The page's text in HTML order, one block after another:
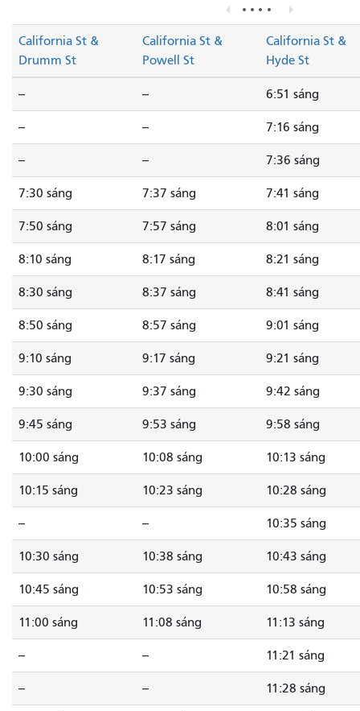
California St &
Drumm St
California St &
Powell St
California St &
Hyde St
-- -- 6:51 sáng
-- -- 7:16 sáng
-- -- 7:36 sáng
7:30 sáng 7:37 sáng 7:41 sáng
7:50 sáng 7:57 sáng 8:01 sáng
8:10 sáng 8:17 sáng 8:21 sáng
8:30 sáng 8:37 sáng 8:41 sáng
8:50 sáng 8:57 sáng 9:01 sáng
9:10 sáng 9:17 sáng 9:21 sáng
9:30 sáng 9:37 sáng 9:42 sáng
9:45 sáng 9:53 sáng 9:58 sáng
10:00 sáng 10:08 sáng 10:13 sáng
10:15 sáng 10:23 sáng 10:28 sáng
-- -- 10:35 sáng
10:30 sáng 10:38 sáng 10:43 sáng
10:45 sáng 10:53 sáng 10:58 sáng
11:00 sáng 11:08 sáng 11:13 sáng
-- -- 11:21 sáng
-- -- 11:28 sáng